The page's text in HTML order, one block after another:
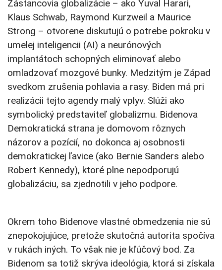
Zástancovia globalizácie – ako Yuval Harari,
Klaus Schwab, Raymond Kurzweil a Maurice
Strong – otvorene diskutujú o potrebe pokroku v
umelej inteligencii (AI) a neurónových
implantátoch schopných eliminovať alebo
omladzovať mozgové bunky. Medzitým je Západ
svedkom zrušenia pohlavia a rasy. Biden má pri
realizácii tejto agendy malý vplyv. Slúži ako
symbolický predstaviteľ globalizmu. Bidenova
Demokratická strana je domovom rôznych
názorov a pozícií, no dokonca aj osobnosti
demokratickej ľavice (ako Bernie Sanders alebo
Robert Kennedy), ktoré plne nepodporujú
globalizáciu, sa zjednotili v jeho podpore.
Okrem toho Bidenove vlastné obmedzenia nie sú
znepokojujúce, pretože skutočná autorita spočíva
v rukách iných. To však nie je kľúčový bod. Za
Bidenom sa totiž skrýva ideológia, ktorá si získala